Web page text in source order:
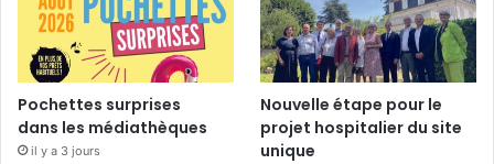
Pochettes surprises
dans les médiathèques
il y a 3 jours
Nouvelle étape pour le
projet hospitalier du site
unique